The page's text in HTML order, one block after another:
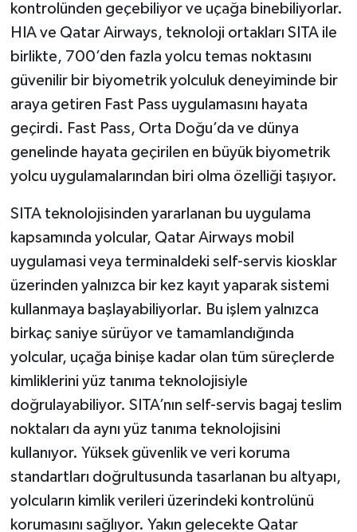
kontrolünden geçebiliyor ve uçağa binebiliyorlar.
HIA ve Qatar Airways, teknoloji ortakları SITA ile
birlikte, 700’den fazla yolcu temas noktasını
güvenilir bir biyometrik yolculuk deneyiminde bir
araya getiren Fast Pass uygulamasını hayata
geçirdi. Fast Pass, Orta Doğu’da ve dünya
genelinde hayata geçirilen en büyük biyometrik
yolcu uygulamalarından biri olma özelliği taşıyor.
SITA teknolojisinden yararlanan bu uygulama
kapsamında yolcular, Qatar Airways mobil
uygulamasi veya terminaldeki self-servis kiosklar
üzerinden yalnızca bir kez kayıt yaparak sistemi
kullanmaya başlayabiliyorlar. Bu işlem yalnızca
birkaç saniye sürüyor ve tamamlandığında
yolcular, uçağa binişe kadar olan tüm süreçlerde
kimliklerini yüz tanıma teknolojisiyle
doğrulayabiliyor. SITA’nın self-servis bagaj teslim
noktaları da aynı yüz tanıma teknolojisini
kullanıyor. Yüksek güvenlik ve veri koruma
standartları doğrultusunda tasarlanan bu altyapı,
yolcuların kimlik verileri üzerindeki kontrolünü
korumasını sağlıyor. Yakın gelecekte Qatar